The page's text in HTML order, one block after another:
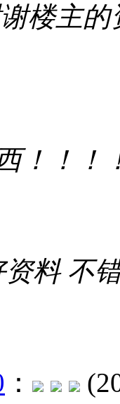
楼主
！！！
资料 不
：